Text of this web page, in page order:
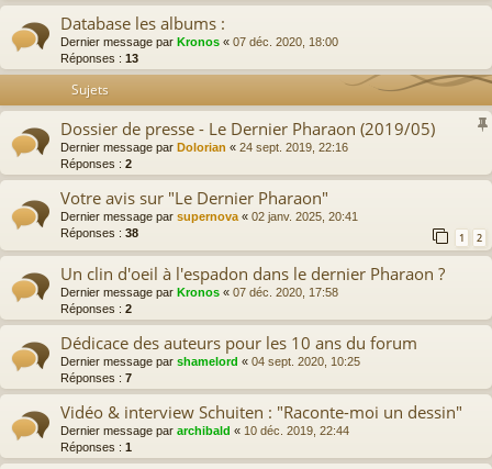
Database les albums :
Dernier message par Kronos « 07 déc. 2020, 18:00
Réponses : 13
Sujets
Dossier de presse - Le Dernier Pharaon (2019/05)
Dernier message par Dolorian « 24 sept. 2019, 22:16
Réponses : 2
Votre avis sur "Le Dernier Pharaon"
Dernier message par supernova « 02 janv. 2025, 20:41
Réponses : 38 1 2
Un clin d'oeil à l'espadon dans le dernier Pharaon ?
Dernier message par Kronos « 07 déc. 2020, 17:58
Réponses : 2
Dédicace des auteurs pour les 10 ans du forum
Dernier message par shamelord « 04 sept. 2020, 10:25
Réponses : 7
Vidéo & interview Schuiten : "Raconte-moi un dessin"
Dernier message par archibald « 10 déc. 2019, 22:44
Réponses : 1